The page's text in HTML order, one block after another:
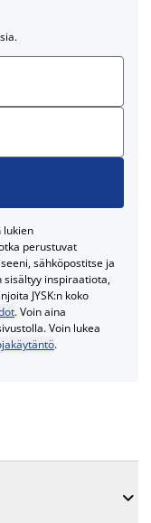
lukien
perustuvat
sähköpostitse ja
sisältyy inspiraatiota,
JYSK:n koko
. Voin aina
Voin lukea
.
